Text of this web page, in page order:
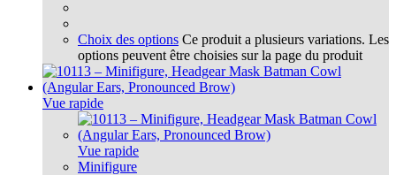
Choix des options Ce produit a plusieurs variations. Les
options peuvent être choisies sur la page du produit
Vue rapide
Vue rapide
Minifigure